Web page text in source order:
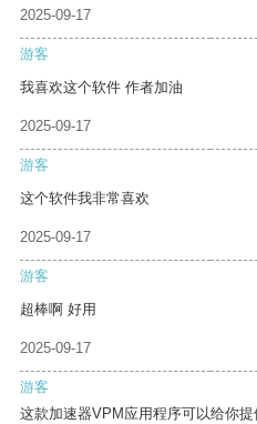
2025-09-17
游客
我喜欢这个软件 作者加油
2025-09-17
游客
这个软件我非常喜欢
2025-09-17
游客
超棒啊 好用
2025-09-17
游客
这款加速器VPM应用程序可以给你